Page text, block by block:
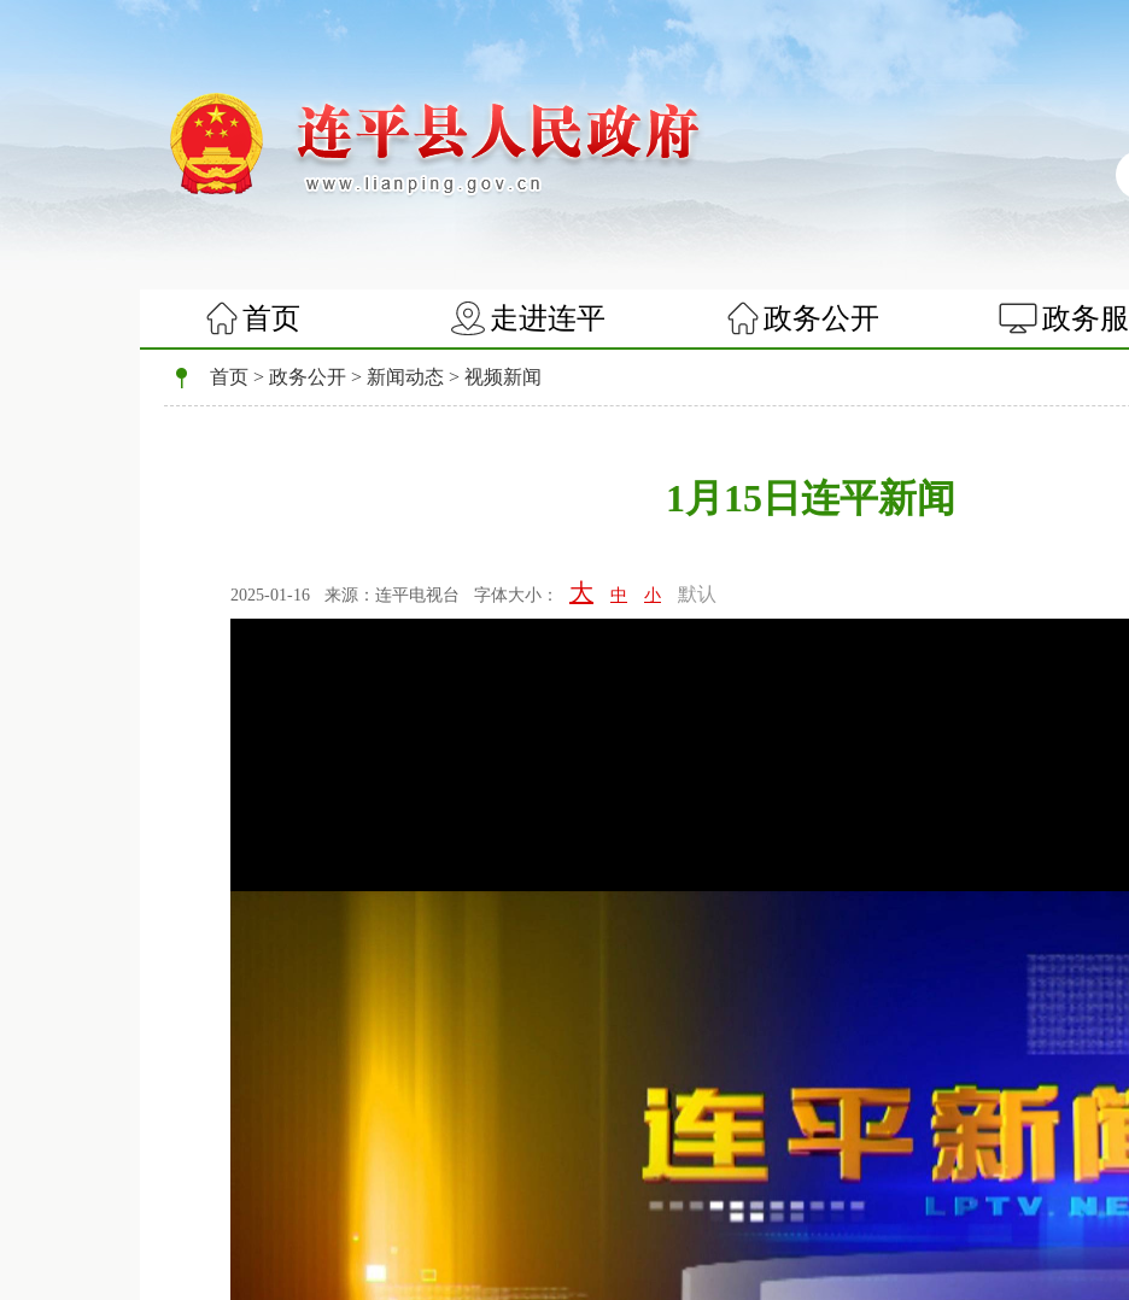
首页 走进连平 政务公开 政务
首页 > 政务公开 > 新闻动态 > 视频新闻
1月15日连平新闻
2025-01-16 来源：连平电视台 字体大小： 大 中 小 默认